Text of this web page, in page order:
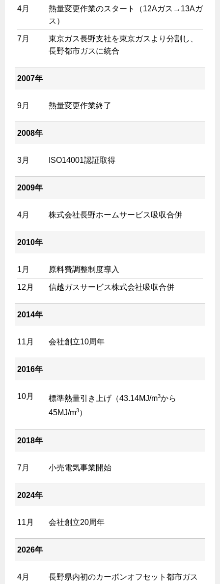
4月
熱量変更作業のスタート（12Aガス→13Aガ
ス）
7月
東京ガス長野支社を東京ガスより分割し、
長野都市ガスに統合
2007年
9月 熱量変更作業終了
2008年
3月 ISO14001認証取得
2009年
4月 株式会社長野ホームサービス吸収合併
2010年
1月 原料費調整制度導入
12月 信越ガスサービス株式会社吸収合併
2014年
11月 会社創立10周年
2016年
10月 標準熱量引き上げ（43.14MJ/m3から
45MJ/m3）
2018年
7月 小売電気事業開始
2024年
11月 会社創立20周年
2026年
4月
長野県内初のカーボンオフセット都市ガス